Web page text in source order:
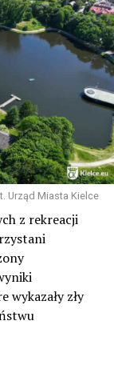
Urząd Miasta Kielce
z rekreacji
zły